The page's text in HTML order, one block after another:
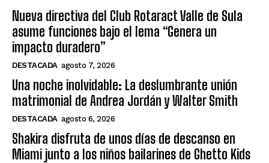
Nueva directiva del Club Rotaract Valle de Sula
asume funciones bajo el lema “Genera un
impacto duradero”
DESTACADA agosto 7, 2026
Una noche inolvidable: La deslumbrante unión
matrimonial de Andrea Jordán y Walter Smith
DESTACADA agosto 6, 2026
Shakira disfruta de unos días de descanso en
Miami junto a los niños bailarines de Ghetto Kids